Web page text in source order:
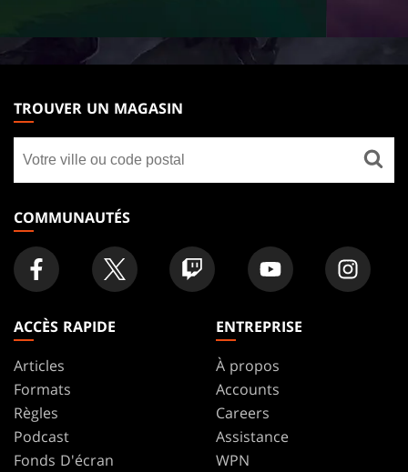
THE
GATHERING
FOOTER
TROUVER UN MAGASIN
un
magasin
COMMUNAUTÉS
ACCÈS RAPIDE
Articles
Formats
Règles
Podcast
Fonds D'écran
ENTREPRISE
À propos
Accounts
Careers
Assistance
WPN